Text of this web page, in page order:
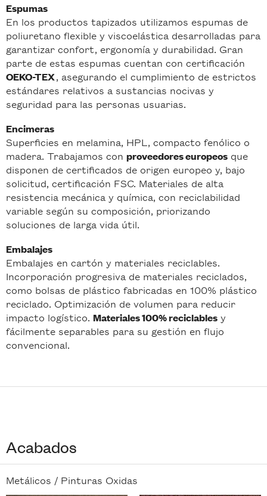
Espumas
En los productos tapizados utilizamos espumas de
poliuretano flexible y viscoelástica desarrolladas para
garantizar confort, ergonomía y durabilidad. Gran
parte de estas espumas cuentan con certificación
OEKO-TEX, asegurando el cumplimiento de estrictos
estándares relativos a sustancias nocivas y
seguridad para las personas usuarias.
Encimeras
Superficies en melamina, HPL, compacto fenólico o
madera. Trabajamos con proveedores europeos que
disponen de certificados de origen europeo y, bajo
solicitud, certificación FSC. Materiales de alta
resistencia mecánica y química, con reciclabilidad
variable según su composición, priorizando
soluciones de larga vida útil.
Embalajes
Embalajes en cartón y materiales reciclables.
Incorporación progresiva de materiales reciclados,
como bolsas de plástico fabricadas en 100% plástico
reciclado. Optimización de volumen para reducir
impacto logístico. Materiales 100% reciclables y
fácilmente separables para su gestión en flujo
convencional.
Acabados
Metálicos / Pinturas Oxidas